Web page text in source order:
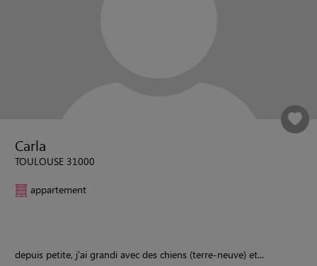
Carla
TOULOUSE 31000
appartement
depuis petite, j'ai grandi avec des chiens (terre-neuve) et...